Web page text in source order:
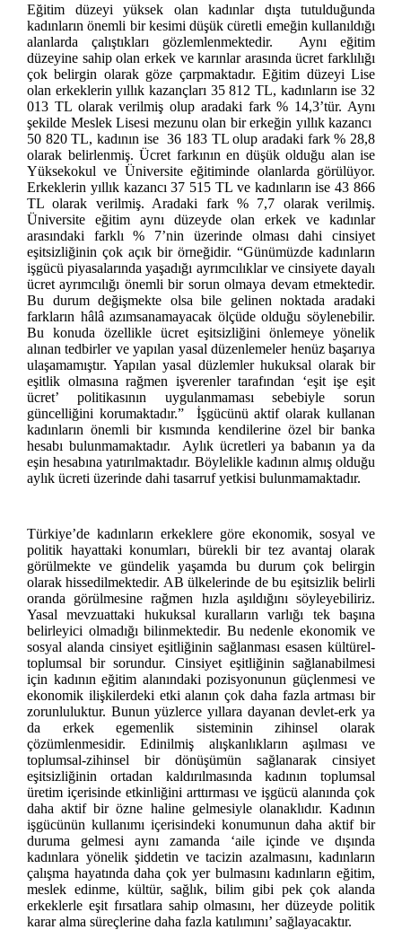
Eğitim düzeyi yüksek olan kadınlar dışta tutulduğunda
kadınların önemli bir kesimi düşük cüretli emeğin kullanıldığı
alanlarda çalıştıkları gözlemlenmektedir. Aynı eğitim
düzeyine sahip olan erkek ve karınlar arasında ücret farklılığı
çok belirgin olarak göze çarpmaktadır. Eğitim düzeyi Lise
olan erkeklerin yıllık kazançları 35 812 TL, kadınların ise 32
013 TL olarak verilmiş olup aradaki fark % 14,3’tür. Aynı
şekilde Meslek Lisesi mezunu olan bir erkeğin yıllık kazancı
50 820 TL, kadının ise 36 183 TL olup aradaki fark % 28,8
olarak belirlenmiş. Ücret farkının en düşük olduğu alan ise
Yüksekokul ve Üniversite eğitiminde olanlarda görülüyor.
Erkeklerin yıllık kazancı 37 515 TL ve kadınların ise 43 866
TL olarak verilmiş. Aradaki fark % 7,7 olarak verilmiş.
Üniversite eğitim aynı düzeyde olan erkek ve kadınlar
arasındaki farklı % 7’nin üzerinde olması dahi cinsiyet
eşitsizliğinin çok açık bir örneğidir. “Günümüzde kadınların
işgücü piyasalarında yaşadığı ayrımcılıklar ve cinsiyete dayalı
ücret ayrımcılığı önemli bir sorun olmaya devam etmektedir.
Bu durum değişmekte olsa bile gelinen noktada aradaki
farkların hâlâ azımsanamayacak ölçüde olduğu söylenebilir.
Bu konuda özellikle ücret eşitsizliğini önlemeye yönelik
alınan tedbirler ve yapılan yasal düzenlemeler henüz başarıya
ulaşamamıştır. Yapılan yasal düzlemler hukuksal olarak bir
eşitlik olmasına rağmen işverenler tarafından ‘eşit işe eşit
ücret’ politikasının uygulanmaması sebebiyle sorun
güncelliğini korumaktadır.” İşgücünü aktif olarak kullanan
kadınların önemli bir kısmında kendilerine özel bir banka
hesabı bulunmamaktadır. Aylık ücretleri ya babanın ya da
eşin hesabına yatırılmaktadır. Böylelikle kadının almış olduğu
aylık ücreti üzerinde dahi tasarruf yetkisi bulunmamaktadır.
Türkiye’de kadınların erkeklere göre ekonomik, sosyal ve
politik hayattaki konumları, bürekli bir tez avantaj olarak
görülmekte ve gündelik yaşamda bu durum çok belirgin
olarak hissedilmektedir. AB ülkelerinde de bu eşitsizlik belirli
oranda görülmesine rağmen hızla aşıldığını söyleyebiliriz.
Yasal mevzuattaki hukuksal kuralların varlığı tek başına
belirleyici olmadığı bilinmektedir. Bu nedenle ekonomik ve
sosyal alanda cinsiyet eşitliğinin sağlanması esasen kültürel-
toplumsal bir sorundur. Cinsiyet eşitliğinin sağlanabilmesi
için kadının eğitim alanındaki pozisyonunun güçlenmesi ve
ekonomik ilişkilerdeki etki alanın çok daha fazla artması bir
zorunluluktur. Bunun yüzlerce yıllara dayanan devlet-erk ya
da erkek egemenlik sisteminin zihinsel olarak
çözümlenmesidir. Edinilmiş alışkanlıkların aşılması ve
toplumsal-zihinsel bir dönüşümün sağlanarak cinsiyet
eşitsizliğinin ortadan kaldırılmasında kadının toplumsal
üretim içerisinde etkinliğini arttırması ve işgücü alanında çok
daha aktif bir özne haline gelmesiyle olanaklıdır. Kadının
işgücünün kullanımı içerisindeki konumunun daha aktif bir
duruma gelmesi aynı zamanda ‘aile içinde ve dışında
kadınlara yönelik şiddetin ve tacizin azalmasını, kadınların
çalışma hayatında daha çok yer bulmasını kadınların eğitim,
meslek edinme, kültür, sağlık, bilim gibi pek çok alanda
erkeklerle eşit fırsatlara sahip olmasını, her düzeyde politik
karar alma süreçlerine daha fazla katılımını’ sağlayacaktır.